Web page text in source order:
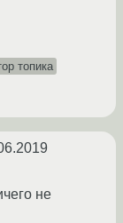
топика
не